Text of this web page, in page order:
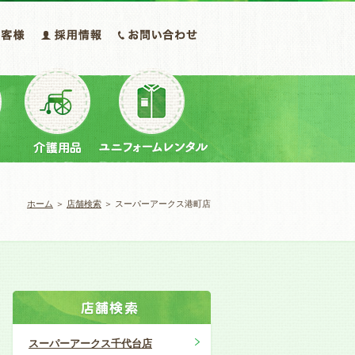
ホーム ＞ 店舗検索 ＞ スーパーアークス港町店
スーパーアークス千代台店